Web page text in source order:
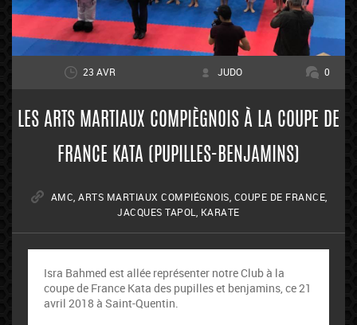
23 AVR JUDO 0
LES ARTS MARTIAUX COMPIÈGNOIS À LA COUPE DE
FRANCE KATA (PUPILLES-BENJAMINS)
AMC ARTS MARTIAUX COMPIÉGNOIS COUPE DE FRANCE
JACQUES TAPOL
KARATE
Isra Bahmed est allée représenter notre Club à la
coupe de France Kata des pupilles et benjamins, ce 21
avril 2018 à Saint-Quentin.